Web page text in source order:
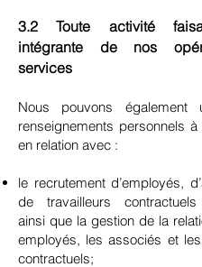
3.2 Toute activité
intégrante de nos
services
Nous pouvons également
renseignements personnels
en relation avec :
le recrutement d’employés,
de travailleurs contractuels
ainsi que la gestion de la
employés, les associés et
contractuels;